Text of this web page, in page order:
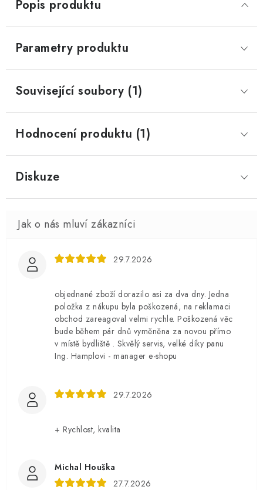
Popis produktu
Parametry produktu
Související soubory (1)
Hodnocení produktu (1)
Diskuze
29.7.2026
objednané zboží dorazilo asi za dva dny. Jedna
položka z nákupu byla poškozená, na reklamaci
obchod zareagoval velmi rychle. Poškozená věc
bude během pár dnů vyměněna za novou přímo
v místě bydliště . Skvělý servis, velké díky panu
Ing. Hamplovi - manager e-shopu
29.7.2026
+ Rychlost, kvalita
Michal Houška
27.7.2026